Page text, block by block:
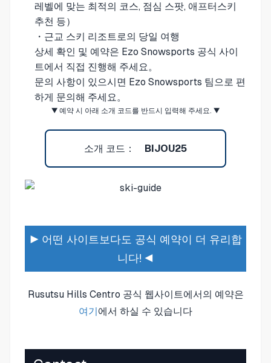
레벨에 맞는 최적의 코스, 점심 스팟, 애프터스키
추천 등）
・근교 스키 리조트로의 당일 여행
상세 확인 및 예약은 Ezo Snowsports 공식 사이
트에서 직접 진행해 주세요。
문의 사항이 있으시면 Ezo Snowsports 팀으로 편
하게 문의해 주세요。
▼ 예약 시 아래 소개 코드를 반드시 입력해 주세요. ▼
소개 코드： BIJOU25
▶ 어떤 사이트보다도 공식 예약이 더 유리합
니다! ◀
Rusutsu Hills Centro 공식 웹사이트에서의 예약은
여기 에서 하실 수 있습니다